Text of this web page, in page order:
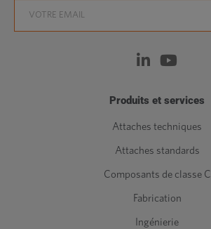
Produits et services
Attaches techniques
Attaches standards
Composants de classe C
Fabrication
Ingénierie